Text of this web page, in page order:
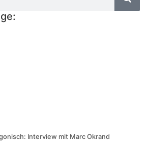
Interview mit Marc Okrand